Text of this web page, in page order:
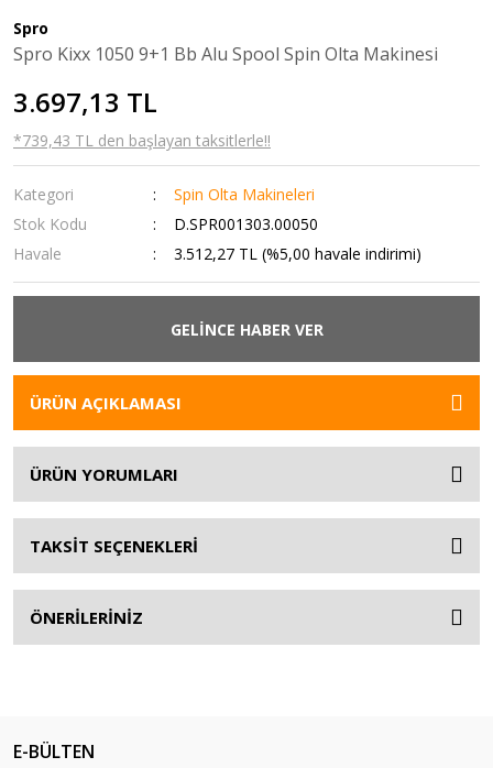
Spro
Spro Kixx 1050 9+1 Bb Alu Spool Spin Olta Makinesi
3.697,13 TL
*739,43 TL den başlayan taksitlerle!!
Kategori
Spin Olta Makineleri
Stok Kodu
D.SPR001303.00050
Havale
3.512,27 TL (%5,00 havale indirimi)
GELİNCE HABER VER
ÜRÜN AÇIKLAMASI
ÜRÜN YORUMLARI
TAKSİT SEÇENEKLERİ
ÖNERİLERİNİZ
E-BÜLTEN